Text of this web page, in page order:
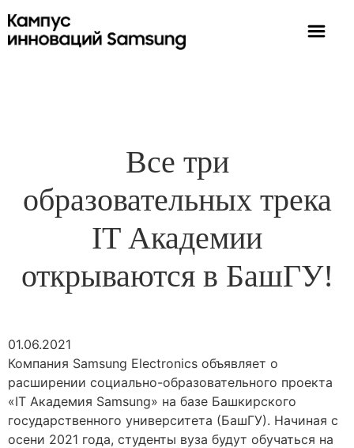
Все три
образовательных трека
IT Академии
открываются в БашГУ!
01.06.2021
Компания Samsung Electronics объявляет о
расширении социально-образовательного проекта
«IT Академия Samsung» на базе Башкирского
государственного университета (БашГУ). Начиная с
осени 2021 года, студенты вуза будут обучаться на